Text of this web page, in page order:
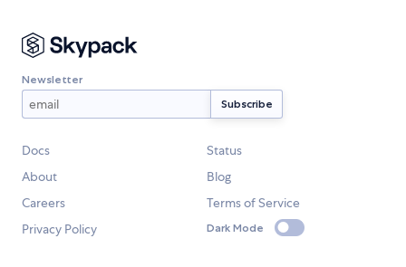
Newsletter
Docs
Status
About
Blog
Careers
Terms of Service
Privacy Policy
Dark Mode